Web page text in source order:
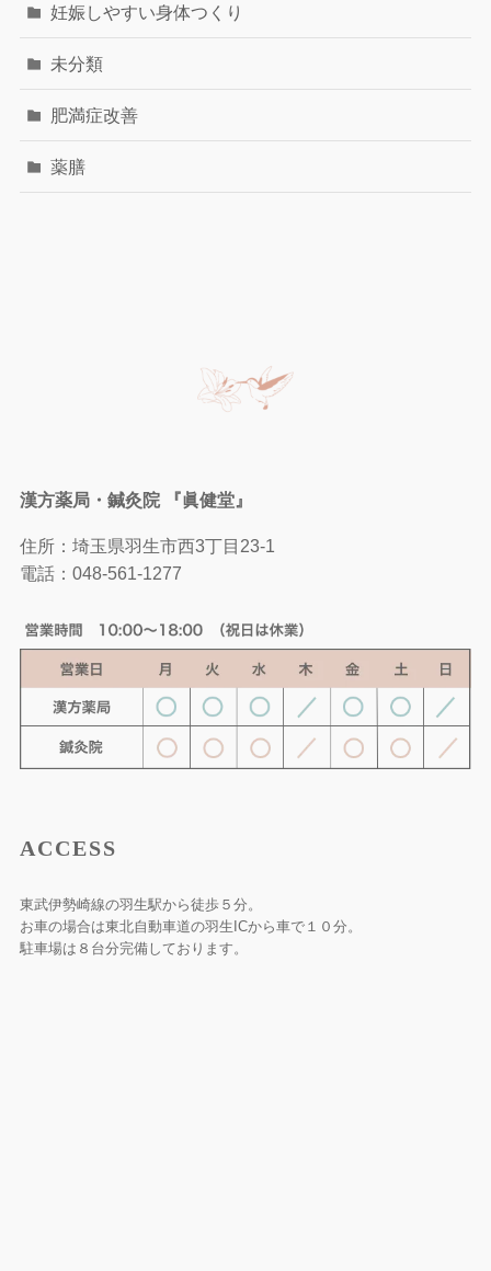
妊娠しやすい身体つくり
未分類
肥満症改善
薬膳
漢方薬局・鍼灸院 『眞健堂』
住所：埼玉県羽生市西3丁目23-1
電話： 048-561-1277
ACCESS
東武伊勢崎線の羽生駅から徒歩５分。
お車の場合は東北自動車道の羽生ICから車で１０分。
駐車場は８台分完備しております。